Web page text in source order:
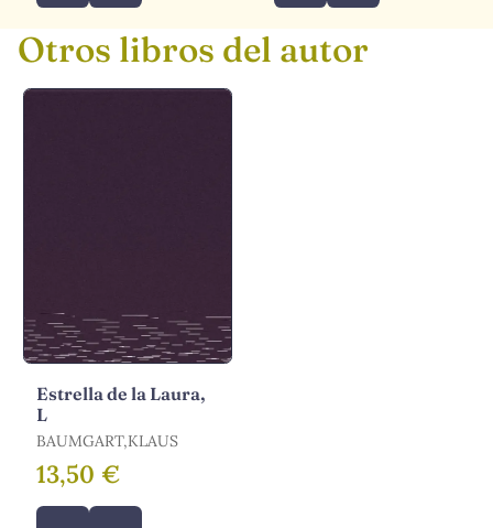
Otros libros del autor
Estrella de la Laura,
L
BAUMGART,KLAUS
13,50 €